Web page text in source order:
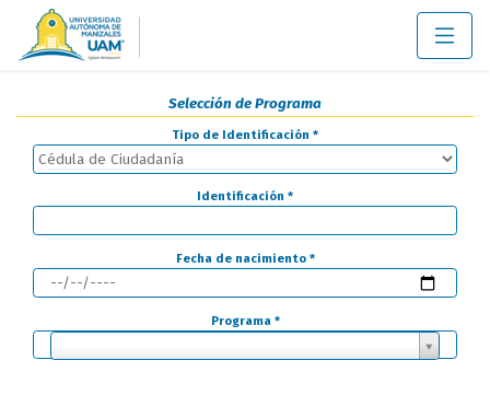
Selección de Programa
Tipo de Identificación *
Identificación *
Fecha de nacimiento *
Programa *